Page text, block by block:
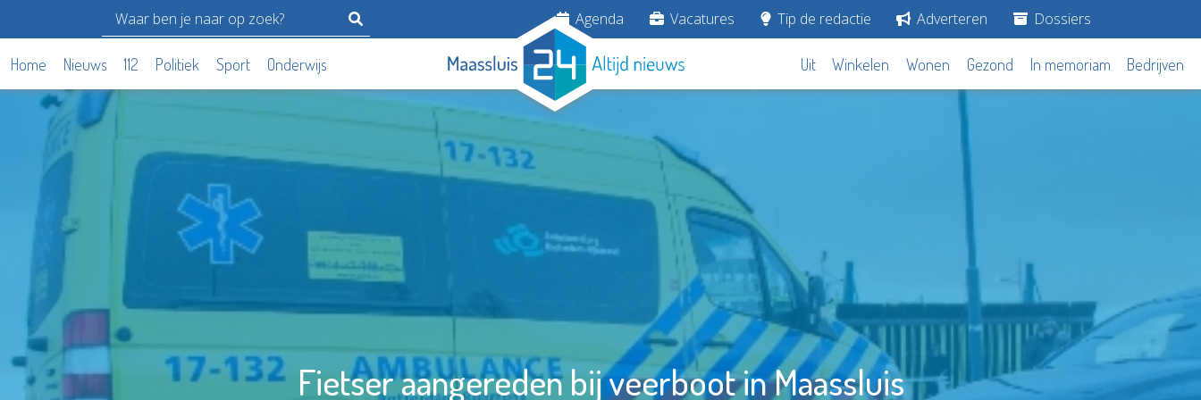
Agenda Vacatures Tip de redactie Adverteren Dossiers
Home Nieuws 112 Politiek Sport Onderwijs Uit Winkelen Wonen Gezond In memoriam Bedrijven
Fietser aangereden bij veerboot in Maassluis